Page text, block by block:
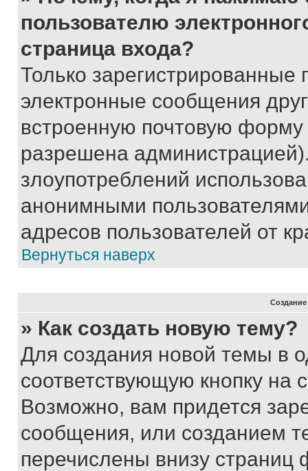
пользователю
страница входа?
Только зарегистрированные
электронные сообщения
встроенную почтовую
разрешена
злоупотреблений
анонимными
адресов пользователей от
Вернуться наверх
» Как создать новую тему?
Для создания новой темы в
соответствующую кнопку
Возможно, вам придется
сообщения, или созданием
перечислены внизу